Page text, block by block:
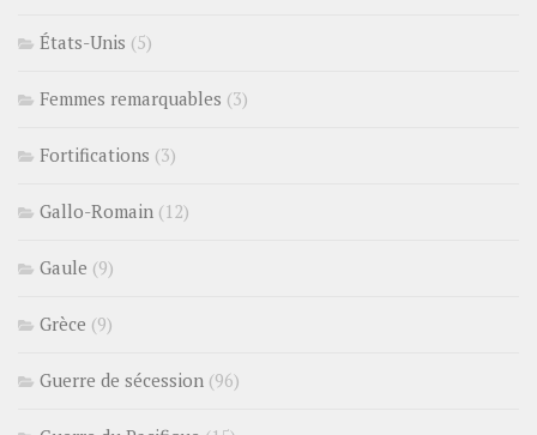
États-Unis (5)
Femmes remarquables (3)
Fortifications (3)
Gallo-Romain (12)
Gaule (9)
Grèce (9)
Guerre de sécession (96)